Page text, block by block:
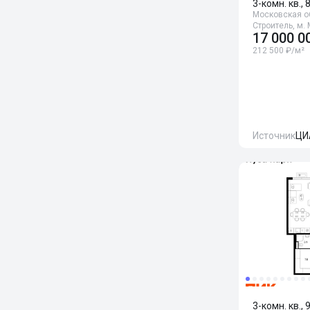
3-комн. кв.,
Московская
Строитель,
17 000
212 500 ₽/м²
Источник
3-комн. кв.,